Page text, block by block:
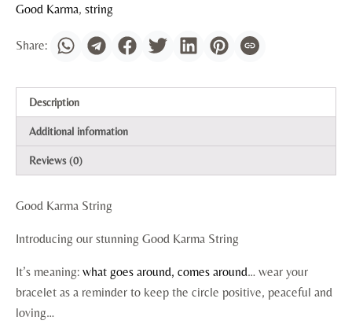
Good Karma, string
Description
Additional information
Reviews (0)
Good Karma String
Introducing our stunning Good Karma String
It’s meaning: what goes around, comes around… wear your
bracelet as a reminder to keep the circle positive, peaceful and
loving…